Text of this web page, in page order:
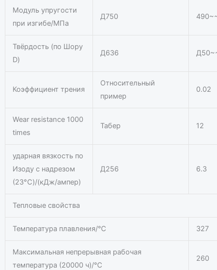
Модуль упругости
при изгибе/МПа
Д750
Твёрдость (по Шору
D)
Д636
Коэффициент трения
Относительный
пример
0.02
Wear resistance 1000
times
Табер 12
ударная вязкость по
Изоду с надрезом
(23°C)/(кДж/ампер)
Д256 6.3
Тепловые свойства
Температура плавления/℃ 327
Максимальная непрерывная рабочая
температура (20000 ч)/℃
260